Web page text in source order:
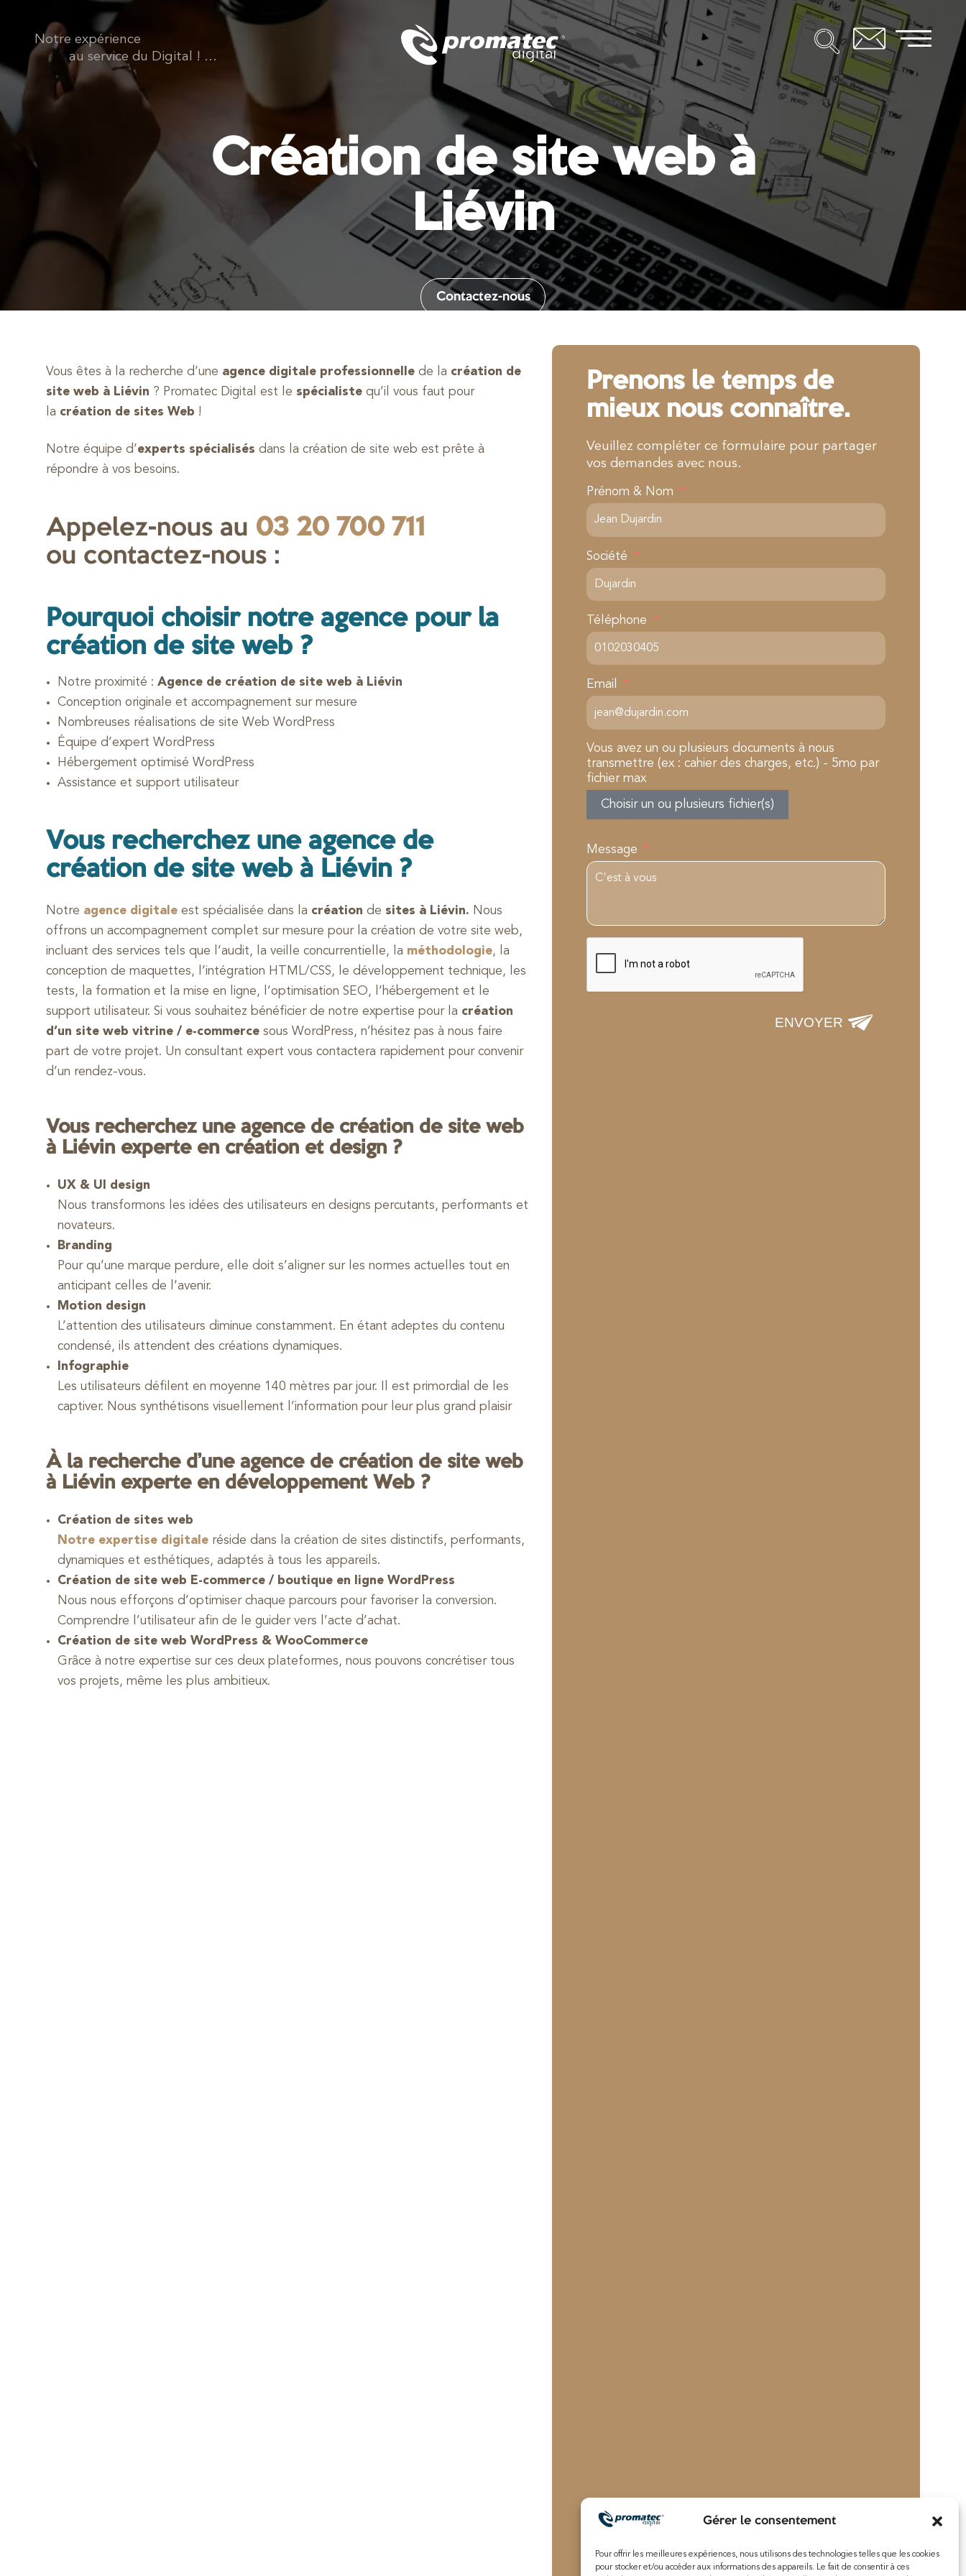
Gérer le consentement
Pour offrir les meilleures expériences, nous utilisons des technologies telles que les cookies
pour stocker et/ou accéder aux informations des appareils. Le fait de consentir à ces
Notre expérience
au service du Digital ! ...
Création de site web à
Liévin
Contactez-nous
Vous êtes à la recherche d’une agence digitale professionnelle de la création de
site web à Liévin ? Promatec Digital est le spécialiste qu’il vous faut pour
la création de sites Web !
Notre équipe d’experts spécialisés dans la création de site web est prête à
répondre à vos besoins.
Appelez-nous au 03 20 700 711
ou contactez-nous :
Pourquoi choisir notre agence pour la
création de site web ?
Notre proximité : Agence de création de site web à Liévin
Conception originale et accompagnement sur mesure
Nombreuses réalisations de site Web WordPress
Équipe d’expert WordPress
Hébergement optimisé WordPress
Assistance et support utilisateur
Vous recherchez une agence de
création de site web à Liévin ?
Notre agence digitale est spécialisée dans la création de sites à Liévin. Nous
offrons un accompagnement complet sur mesure pour la création de votre site web,
incluant des services tels que l’audit, la veille concurrentielle, la méthodologie, la
conception de maquettes, l’intégration HTML/CSS, le développement technique, les
tests, la formation et la mise en ligne, l’optimisation SEO, l’hébergement et le
support utilisateur. Si vous souhaitez bénéficier de notre expertise pour la création
d’un site web vitrine / e-commerce sous WordPress, n’hésitez pas à nous faire
part de votre projet. Un consultant expert vous contactera rapidement pour convenir
d’un rendez-vous.
Vous recherchez une agence de création de site web
à Liévin experte en création et design ?
UX & UI design
Nous transformons les idées des utilisateurs en designs percutants, performants et
novateurs.
Branding
Pour qu’une marque perdure, elle doit s’aligner sur les normes actuelles tout en
anticipant celles de l’avenir.
Motion design
L’attention des utilisateurs diminue constamment. En étant adeptes du contenu
condensé, ils attendent des créations dynamiques.
Infographie
Les utilisateurs défilent en moyenne 140 mètres par jour. Il est primordial de les
captiver. Nous synthétisons visuellement l’information pour leur plus grand plaisir
À la recherche d’une agence de création de site web
à Liévin experte en développement Web ?
Création de sites web
Notre expertise digitale réside dans la création de sites distinctifs, performants,
dynamiques et esthétiques, adaptés à tous les appareils.
Création de site web E-commerce / boutique en ligne WordPress
Nous nous efforçons d’optimiser chaque parcours pour favoriser la conversion.
Comprendre l’utilisateur afin de le guider vers l’acte d’achat.
Création de site web WordPress & WooCommerce
Grâce à notre expertise sur ces deux plateformes, nous pouvons concrétiser tous
vos projets, même les plus ambitieux.
Prenons le temps de
mieux nous connaître.
Veuillez compléter ce formulaire pour partager
vos demandes avec nous.
Prénom & Nom
Société
Téléphone
Email
Vous avez un ou plusieurs documents à nous
transmettre (ex : cahier des charges, etc.) - 5mo par
fichier max
Choisir un ou plusieurs fichier(s)
Message
ENVOYER